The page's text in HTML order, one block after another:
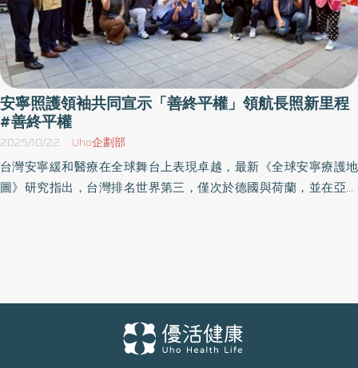
安寧照護領袖共同宣示「善終平權」領航長照新里程
#善終平權
2025/10/22 Uho企劃部
台灣安寧緩和醫療在全球舞台上表現卓越，最新《全球安寧療護地
圖》研究指出，台灣排名世界第三，僅次於德國與荷蘭，並在亞洲
新里程碑，這也深層回應了台灣社會日益增長的長期照護需求。 台
灣在保障善終權利方面領先亞洲，繼2000年通過《安寧緩和醫療條